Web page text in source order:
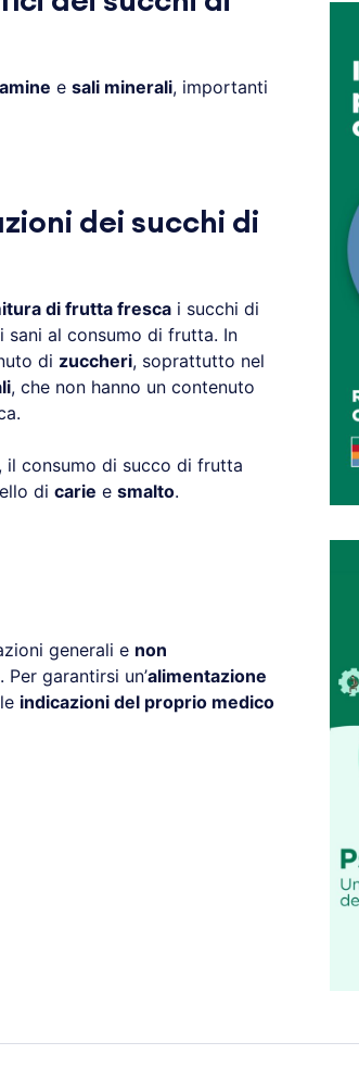
e sali minerali, importanti
dei succhi di
di frutta frescai succhi di
al consumo di frutta. In
di zuccheri, soprattutto nel
, che non hanno un contenuto
consumo di succo di frutta
di carie e smalto.
generali e non
. Per garantirsi un’alimentazione
indicazioni del proprio medico